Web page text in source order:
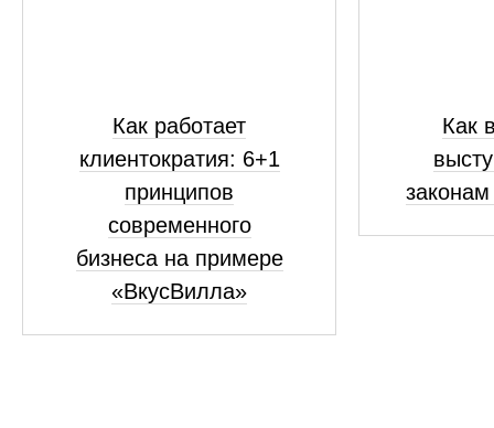
Как работает
клиентократия: 6+1
принципов
современного
бизнеса на примере
«ВкусВилла»
Как